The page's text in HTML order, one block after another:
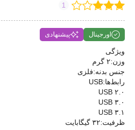
1
اورجینال پیشنهادی
ویژگی
وزن:۲ گرم
جنس بدنه:فلزی
رابط‌ها:USB
USB ۲.۰
USB ۳.۰
USB ۳.۱
ظرفیت:۳۲ گیگابایت